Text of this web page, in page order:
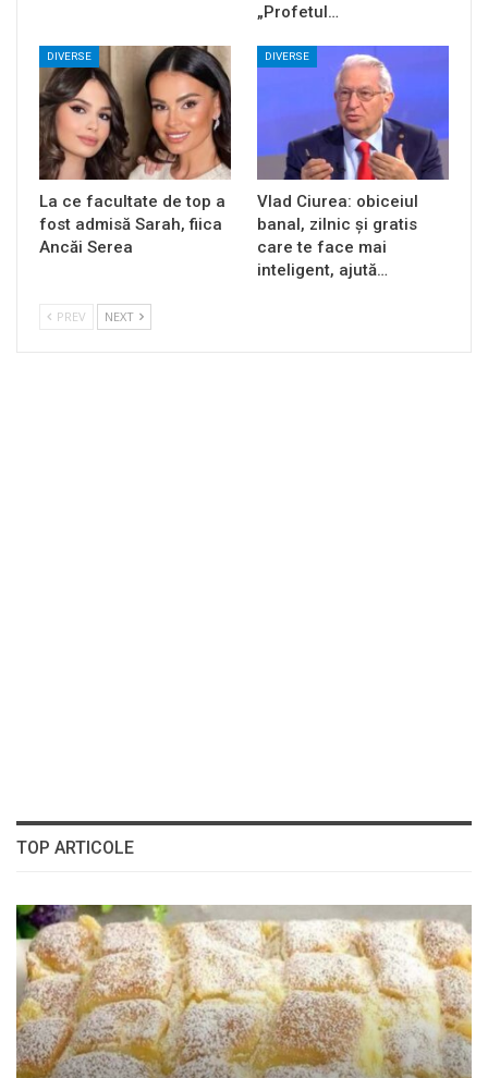
„Profetul…
DIVERSE
La ce facultate de top a
fost admisă Sarah, fiica
Ancăi Serea
DIVERSE
Vlad Ciurea: obiceiul
banal, zilnic și gratis
care te face mai
inteligent, ajută…
PREV NEXT
TOP ARTICOLE